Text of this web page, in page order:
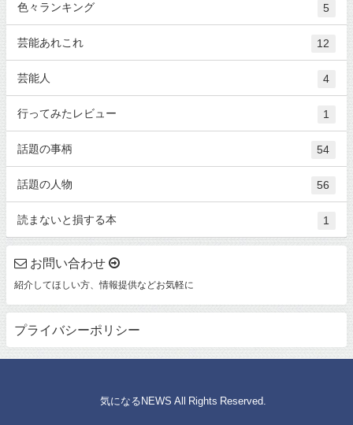
色々ランキング 5
芸能あれこれ 12
芸能人 4
行ってみたレビュー 1
話題の事柄 54
話題の人物 56
読まないと損する本 1
お問い合わせ
紹介してほしい方、情報提供などお気軽に
プライバシーポリシー
© 気になるNEWS All Rights Reserved.